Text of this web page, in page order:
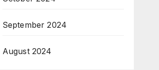
September 2024
August 2024